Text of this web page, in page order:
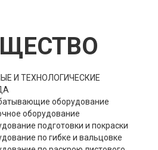
И ТЕХНОЛОГИЧЕСКИЕ
оборудование
оборудование
подготовки и покраски
по гибке и вальцовке